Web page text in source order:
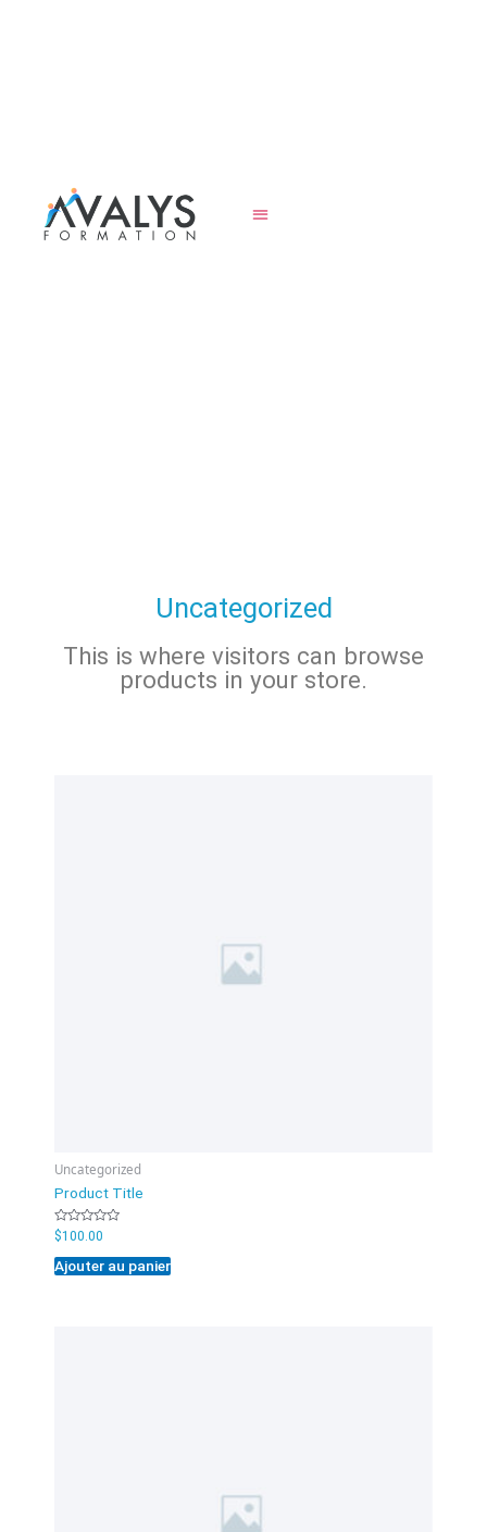
Uncategorized
This is where visitors can browse
products in your store.
Uncategorized
Product Title
Note
0
sur
5
$100.00
Ajouter au panier